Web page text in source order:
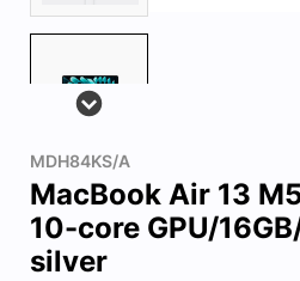
MDH84KS/A
MacBook Air 13
10-core GPU/
silver